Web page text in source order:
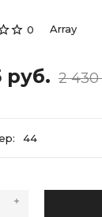
0 Array
руб. 2 430
44